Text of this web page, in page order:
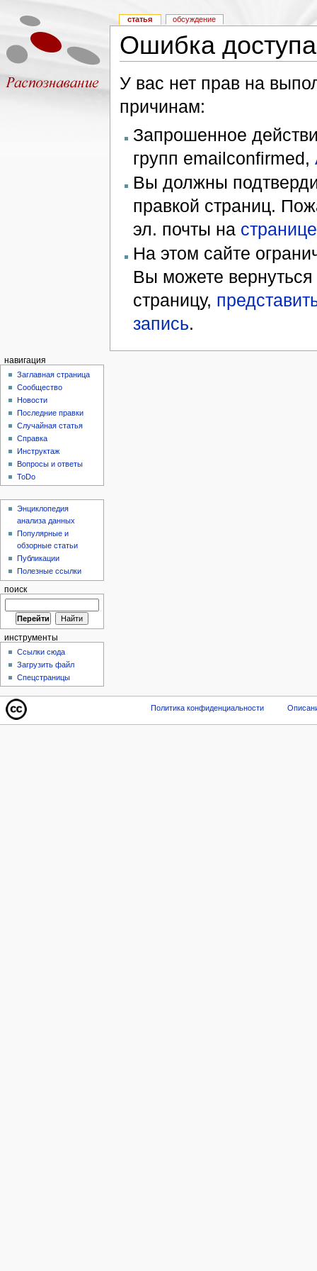
Ошибка доступа
У вас нет прав на
причинам:
Запрошенное
групп emailconfirmed,
Вы должны
правкой страниц.
эл. почты на
На этом сайте
Вы можете
страницу,
запись.
статья обсуждение
навигация
Заглавная страница
Сообщество
Новости
Последние правки
Случайная статья
Справка
Инструктаж
Вопросы и ответы
ToDo
Энциклопедия
анализа данных
Популярные и
обзорные статьи
Публикации
Полезные ссылки
поиск
инструменты
Ссылки сюда
Загрузить файл
Спецстраницы
Политика конфиденциальности